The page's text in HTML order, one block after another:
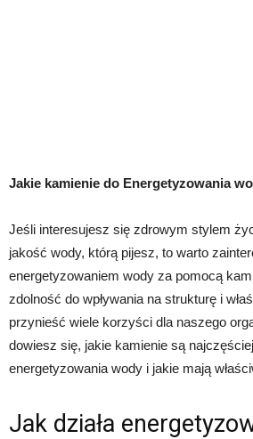
Jakie kamienie do Energetyzowania
Jeśli interesujesz się zdrowym stylem
jakość wody, którą pijesz, to warto
energetyzowaniem wody za pomocą
zdolność do wpływania na strukturę i
przynieść wiele korzyści dla naszego
dowiesz się, jakie kamienie są
energetyzowania wody i jakie mają
Jak działa